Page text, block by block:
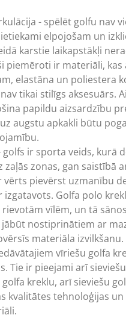
- spēlēt golfu nav
elpojošam un
karstie laikapstākļi
piemēroti ir materiāli, kas
elastāna un poliestera
tikai stilīgs aksesuārs.
papildu aizsardzību
augstu apkakli būtu
golfs ir sporta veids, kurā
zaļās zonas, gan saistībā
vērts pievērst uzmanību
izgatavots. Golfa polo
vīlēm, un tā
nostiprinātiem ar
materiāla izvilkšanu.
vīriešu golfa
Tie ir pieejami arī
kreklu, arī sieviešu
kvalitātes tehnoloģijas un